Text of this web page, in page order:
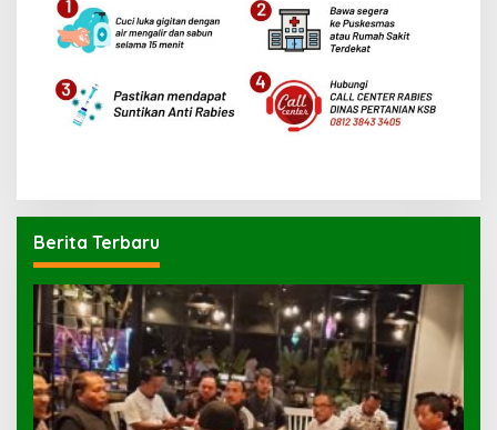
Berita Terbaru